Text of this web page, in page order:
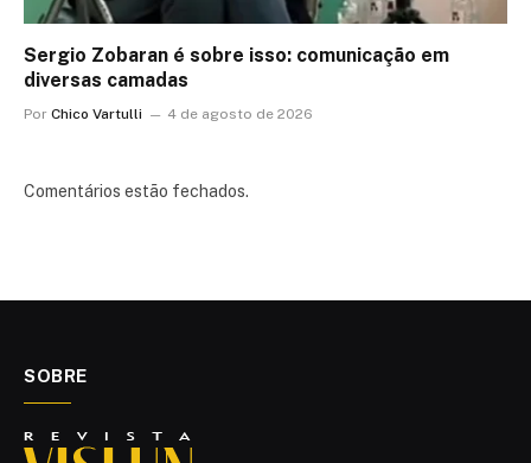
Sergio Zobaran é sobre isso: comunicação em
diversas camadas
Por Chico Vartulli 4 de agosto de 2026
Comentários estão fechados.
SOBRE